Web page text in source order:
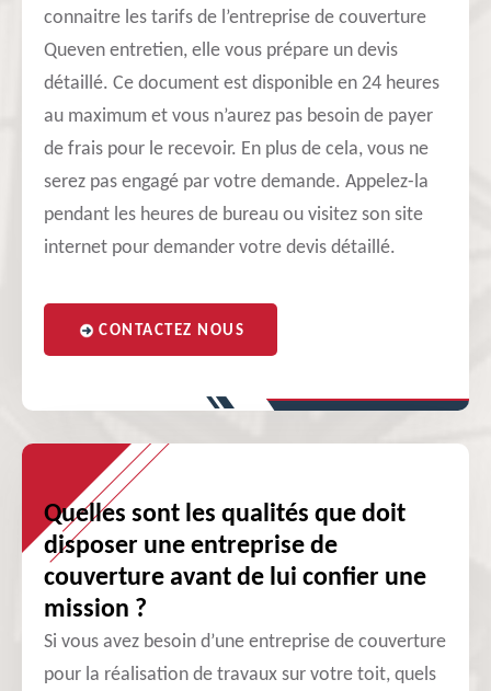
connaitre les tarifs de l’entreprise de couverture
Queven entretien, elle vous prépare un devis
détaillé. Ce document est disponible en 24 heures
au maximum et vous n’aurez pas besoin de payer
de frais pour le recevoir. En plus de cela, vous ne
serez pas engagé par votre demande. Appelez-la
pendant les heures de bureau ou visitez son site
internet pour demander votre devis détaillé.
CONTACTEZ NOUS
Quelles sont les qualités que doit
disposer une entreprise de
couverture avant de lui confier une
mission ?
Si vous avez besoin d’une entreprise de couverture
pour la réalisation de travaux sur votre toit, quels